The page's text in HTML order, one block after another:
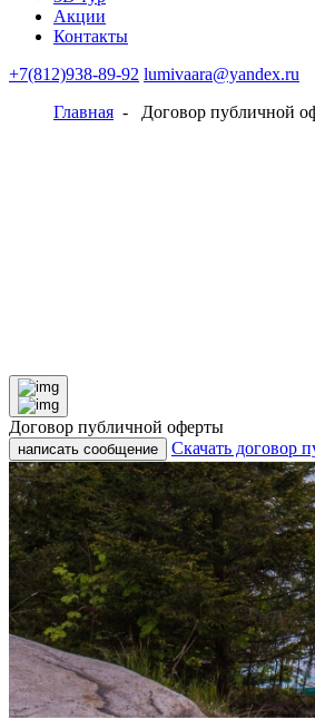
Акции
Контакты
+7(812)938-89-92 lumivaara@yandex.ru
Главная - Договор публичной
Договор публичной оферты
написать сообщение Скачать договор